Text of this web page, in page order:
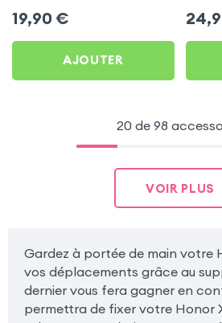
Honor X7a
19,90 €
AJOUTER
20 de 98
VOIR PLUS
Gardez à portée de main votre
vos déplacements grâce au
dernier vous fera gagner en
permettra de fixer votre Honor